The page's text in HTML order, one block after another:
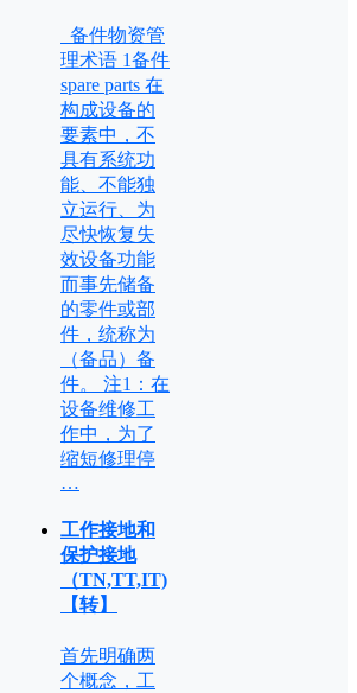
备件物资管
理术语 1备件
spare parts 在
构成设备的
要素中，不
具有系统功
能、不能独
立运行、为
尽快恢复失
效设备功能
而事先储备
的零件或部
件，统称为
（备品）备
件。 注1：在
设备维修工
作中，为了
缩短修理停
…
工作接地和
保护接地
（TN,TT,IT)
【转】
首先明确两
个概念，工